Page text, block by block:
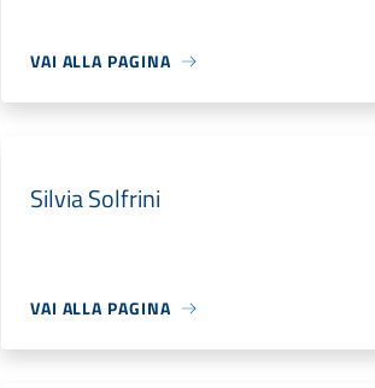
VAI ALLA PAGINA
Silvia Solfrini
VAI ALLA PAGINA